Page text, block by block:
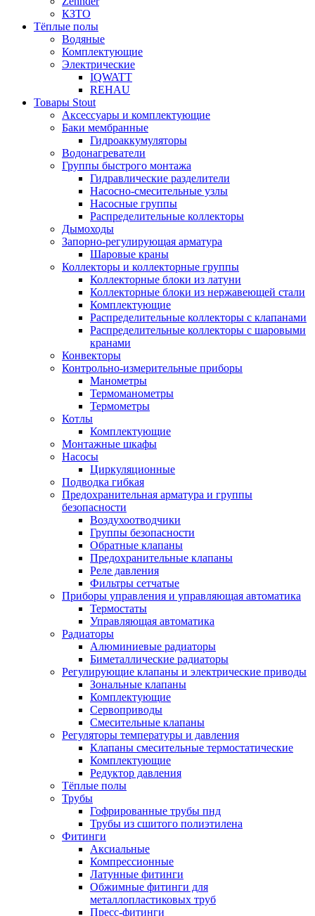
КЗТО
Тёплые полы
Водяные
Комплектующие
Электрические
IQWATT
REHAU
Товары Stout
Аксессуары и комплектующие
Баки мембранные
Гидроаккумуляторы
Водонагреватели
Группы быстрого монтажа
Гидравлические разделители
Насосно-смесительные узлы
Насосные группы
Распределительные коллекторы
Дымоходы
Запорно-регулирующая арматура
Шаровые краны
Коллекторы и коллекторные группы
Коллекторные блоки из латуни
Коллекторные блоки из нержавеющей стали
Комплектующие
Распределительные коллекторы с клапанами
Распределительные коллекторы с шаровыми
кранами
Конвекторы
Контрольно-измерительные приборы
Манометры
Термоманометры
Термометры
Котлы
Комплектующие
Монтажные шкафы
Насосы
Циркуляционные
Подводка гибкая
Предохранительная арматура и группы
безопасности
Воздухоотводчики
Группы безопасности
Обратные клапаны
Предохранительные клапаны
Реле давления
Фильтры сетчатые
Приборы управления и управляющая автоматика
Термостаты
Управляющая автоматика
Радиаторы
Алюминиевые радиаторы
Биметаллические радиаторы
Регулирующие клапаны и электрические приводы
Зональные клапаны
Комплектующие
Сервоприводы
Смесительные клапаны
Регуляторы температуры и давления
Клапаны смесительные термостатические
Комплектующие
Редуктор давления
Тёплые полы
Трубы
Гофрированные трубы пнд
Трубы из сшитого полиэтилена
Фитинги
Аксиальные
Компрессионные
Латунные фитинги
Обжимные фитинги для
металлопластиковых труб
Пресс-фитинги